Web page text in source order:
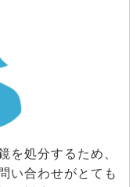
を処分するため、
い合わせがとても